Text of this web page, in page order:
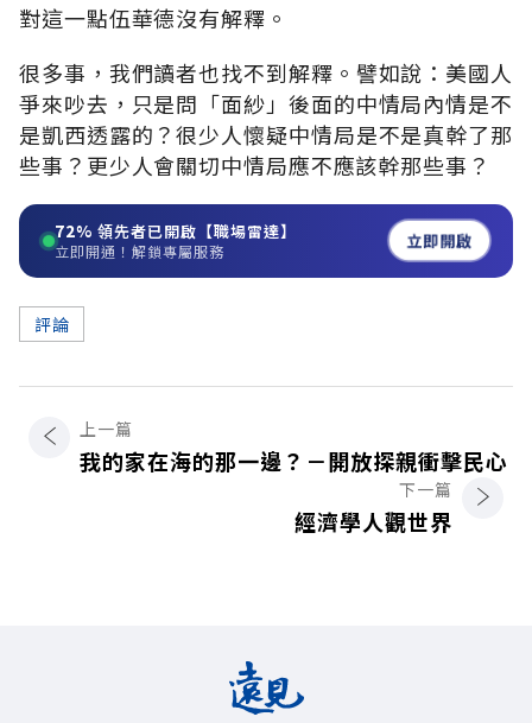
對這一點伍華德沒有解釋。
很多事，我們讀者也找不到解釋。譬如說：美國人
爭來吵去，只是問「面紗」後面的中情局內情是不
是凱西透露的？很少人懷疑中情局是不是真幹了那
些事？更少人會關切中情局應不應該幹那些事？
72% 領先者已開啟【職場雷達】
立即開通！解鎖專屬服務 立即開啟
評論
上一篇
我的家在海的那一邊？－開放探親衝擊民心
下一篇
經濟學人觀世界